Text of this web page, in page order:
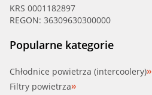
KRS 0001182897
REGON: 36309630300000
Popularne kategorie
Chłodnice powietrza (intercoolery)
Filtry powietrza